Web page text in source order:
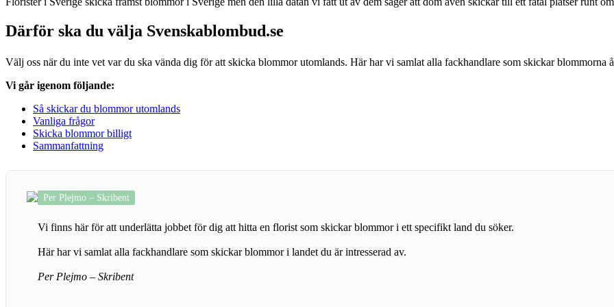
Därför ska du välja Svenskablombud.se
Välj oss när du inte vet var du ska vända dig för att skicka blommor utomlands. Här har vi samlat alla fackhandlare som skickar blommorna
Vi går igenom följande:
Så skickar du blommor utomlands
Vanliga frågor
Skicka blommor billigt
Sammanfattning
Per Plejmo – Skribent
Vi finns här för att underlätta jobbet för dig att hitta en florist som skickar blommor i ett specifikt land du söker.
Här har vi samlat alla fackhandlare som skickar blommor i landet du är intresserad av.
Per Plejmo – Skribent